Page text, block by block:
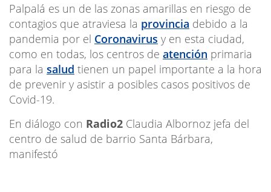
Palpalá es un de las zonas amarillas en riesgo de
contagios que atraviesa la provincia debido a la
pandemia por el Coronavirus y en esta ciudad,
como en todas, los centros de atención primaria
para la salud tienen un papel importante a la hora
de prevenir y asistir a posibles casos positivos de
Covid-19.
En diálogo con Radio2 Claudia Albornoz jefa del
centro de salud de barrio Santa Bárbara,
manifestó